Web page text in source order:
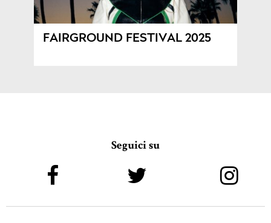
FAIRGROUND FESTIVAL 2025
Seguici su